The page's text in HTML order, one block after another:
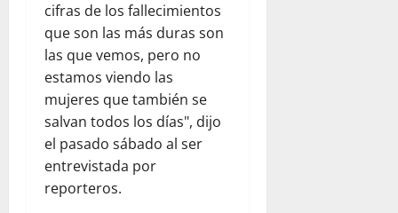
cifras de los fallecimientos
que son las más duras son
las que vemos, pero no
estamos viendo las
mujeres que también se
salvan todos los días", dijo
el pasado sábado al ser
entrevistada por
reporteros.